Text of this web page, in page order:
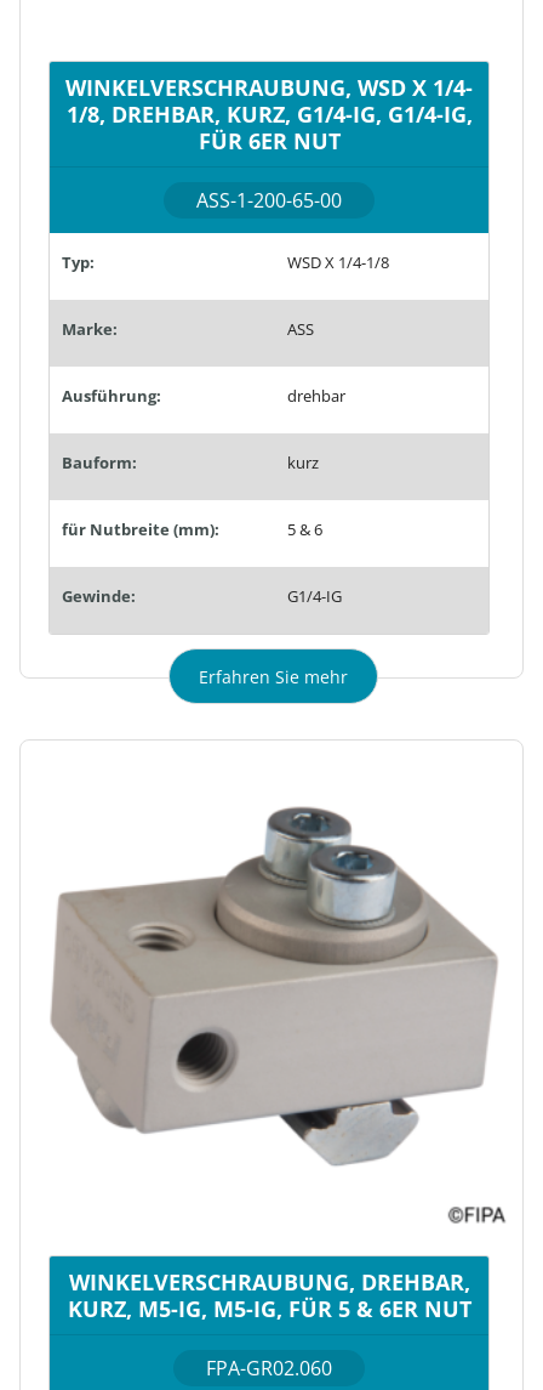
WINKELVERSCHRAUBUNG, WSD X 1/4-
1/8, DREHBAR, KURZ, G1/4-IG, G1/4-IG,
FÜR 6ER NUT
ASS-1-200-65-00
Typ: WSD X 1/4-1/8
Marke: ASS
Ausführung: drehbar
Bauform: kurz
für Nutbreite (mm): 5 & 6
Gewinde: G1/4-IG
Erfahren Sie mehr
WINKELVERSCHRAUBUNG, DREHBAR,
KURZ, M5-IG, M5-IG, FÜR 5 & 6ER NUT
FPA-GR02.060